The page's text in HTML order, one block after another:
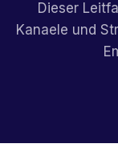
Dieser
Kanaele und